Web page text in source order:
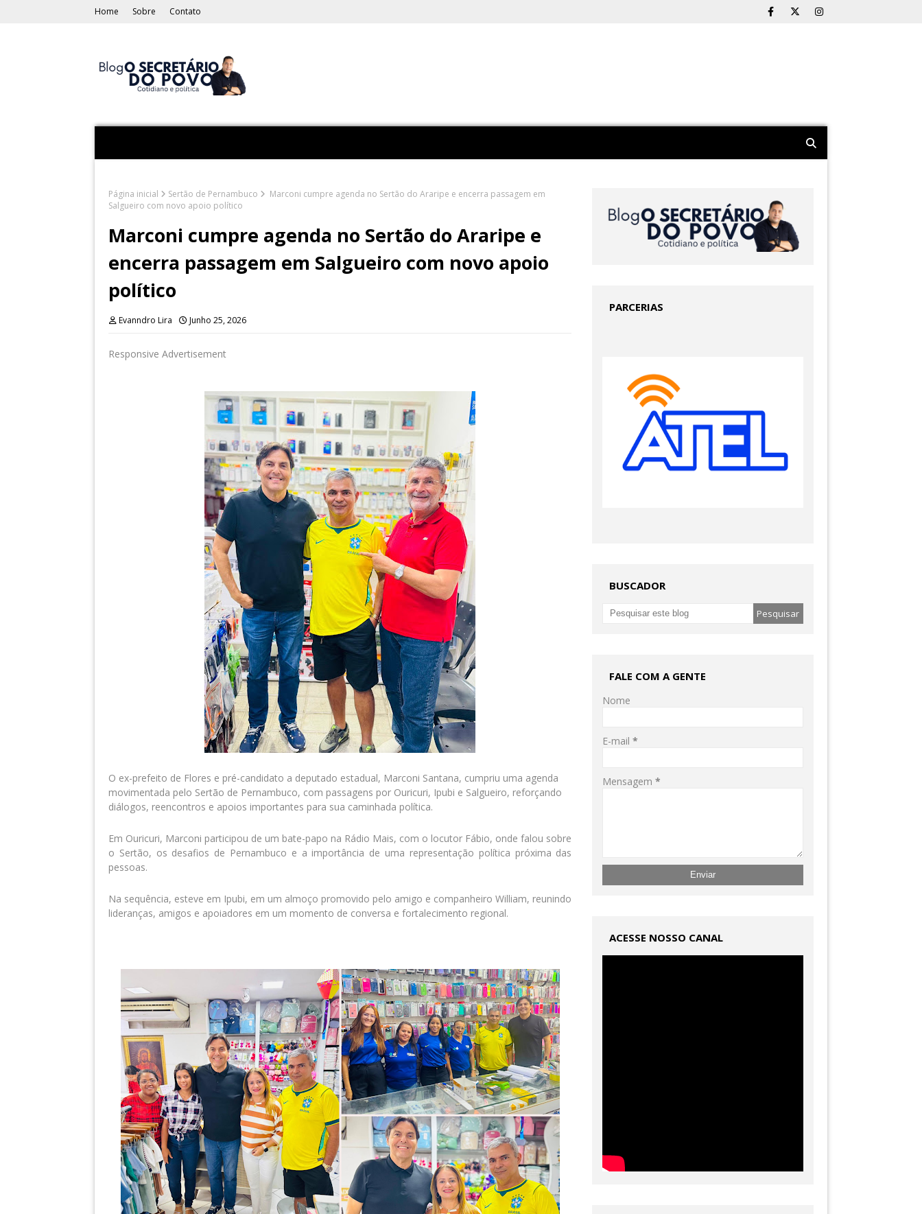
Home Sobre Contato
Página inicial Sertão de Pernambuco
Marconi cumpre agenda no Sertão do Araripe e encerra passagem em
Salgueiro com novo apoio político
Marconi cumpre agenda no Sertão do Araripe e
encerra passagem em Salgueiro com novo apoio
político
Evanndro Lira Junho 25, 2026
Responsive Advertisement
O ex-prefeito de Flores e pré-candidato a deputado estadual, Marconi Santana, cumpriu uma agenda
movimentada pelo Sertão de Pernambuco, com passagens por Ouricuri, Ipubi e Salgueiro, reforçando
diálogos, reencontros e apoios importantes para sua caminhada política.
Em Ouricuri, Marconi participou de um bate-papo na Rádio Mais, com o locutor Fábio, onde falou sobre
o Sertão, os desafios de Pernambuco e a importância de uma representação política próxima das
pessoas.
Na sequência, esteve em Ipubi, em um almoço promovido pelo amigo e companheiro William, reunindo
lideranças, amigos e apoiadores em um momento de conversa e fortalecimento regional.
PARCERIAS
BUSCADOR
FALE COM A GENTE
Nome
E-mail*
Mensagem*
ACESSE NOSSO CANAL